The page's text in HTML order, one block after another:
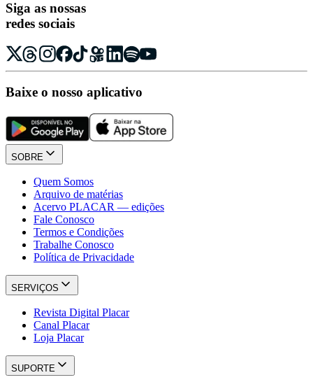
Siga as nossas
redes sociais
Baixe o nosso aplicativo
SOBRE
Quem Somos
Arquivo de matérias
Acervo PLACAR — edições
Fale Conosco
Termos e Condições
Trabalhe Conosco
Política de Privacidade
SERVIÇOS
Revista Digital Placar
Canal Placar
Loja Placar
SUPORTE